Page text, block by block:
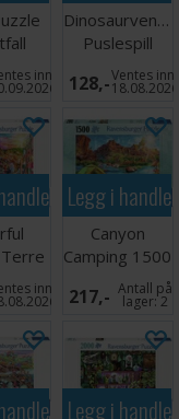
inn
Puslespill
2x12 biter
128,-Ventes inn
18.08.2026
Terre
biterinn
Legg i
Canyon
Camping 1500
biter
Puslespill
217,- Antall på
lager:2
Legg i